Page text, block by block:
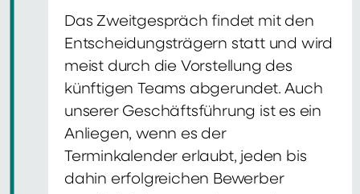
Das Zweitgespräch findet mit den
Entscheidungsträgern statt und wird
meist durch die Vorstellung des
künftigen Teams abgerundet. Auch
unserer Geschäftsführung ist es ein
Anliegen, wenn es der
Terminkalender erlaubt, jeden bis
dahin erfolgreichen Bewerber